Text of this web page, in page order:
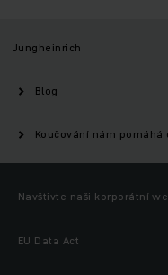
Jungheinrich
Blog
Koučování nám
Navštivte naši korporátní
EU Data Act